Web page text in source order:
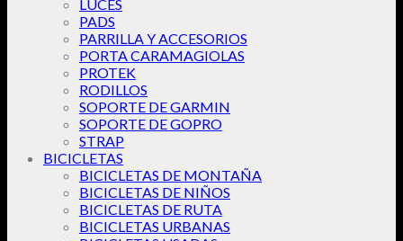
LUCES
PADS
PARRILLA Y ACCESORIOS
PORTA CARAMAGIOLAS
PROTEK
RODILLOS
SOPORTE DE GARMIN
SOPORTE DE GOPRO
STRAP
BICICLETAS
BICICLETAS DE MONTAÑA
BICICLETAS DE NIÑOS
BICICLETAS DE RUTA
BICICLETAS URBANAS